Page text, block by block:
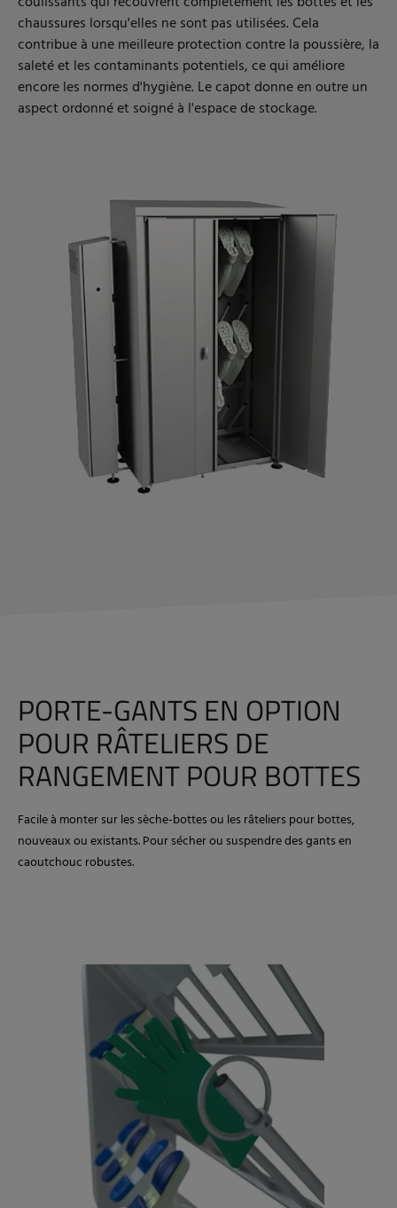
chaussures lorsqu'elles ne sont pas utilisées. Cela
contribue à une meilleure protection contre la poussière, la
saleté et les contaminants potentiels, ce qui améliore
encore les normes d'hygiène. Le capot donne en outre un
aspect ordonné et soigné à l'espace de stockage.
PORTE-GANTS EN OPTION
POUR RÂTELIERS DE
RANGEMENT POUR BOTTES
Facile à monter sur les sèche-bottes ou les râteliers pour bottes,
nouveaux ou existants. Pour sécher ou suspendre des gants en
caoutchouc robustes.